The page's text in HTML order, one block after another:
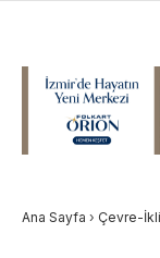
Ana Sayfa › Çevre-